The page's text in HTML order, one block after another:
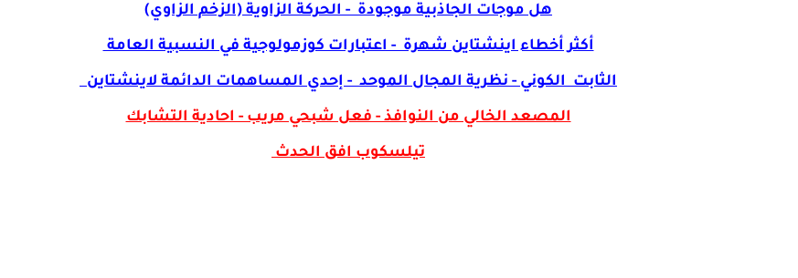
هل موجات الجاذبية موجودة - الحركة الزاوية (الزخم الزاوي)
أكثر أخطاء اينشتاين شهرة - اعتبارات كوزمولوجية في النسبية العامة
الثابت الكوني - نظرية المجال الموحد - إحدي المساهمات الدائمة لاينشتاين
المصعد الخالي من النوافذ - فعل شبحي مريب - احادية التشابك
تيلسكوب افق الحدث